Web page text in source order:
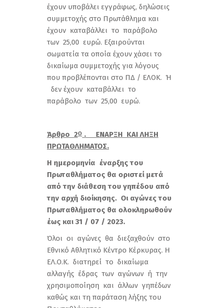
έχουν υποβάλει εγγράφως, δηλώσεις
συμμετοχής στο Πρωτάθλημα και
έχουν καταβάλλει το παράβολο
των 25,00 ευρώ. Εξαιρούνται
σωματεία τα οποία έχουν χάσει το
δικαίωμα συμμετοχής για λόγους
που προβλέπονται στο ΠΔ / ΕΛΟΚ. Ή
δεν έχουν καταβάλλει το
παράβολο των 25,00 ευρώ.
Άρθρο 2Ο . ΕΝΑΡΞΗ ΚΑΙ ΛΗΞΗ
ΠΡΩΤΑΘΛΗΜΑΤΟΣ.
Η ημερομηνία έναρξης του
Πρωταθλήματος θα οριστεί μετά
από την διάθεση του γηπέδου από
την αρχή διοίκησης. Οι αγώνες του
Πρωταθλήματος θα ολοκληρωθούν
έως και 31 / 07 / 2023.
Όλοι οι αγώνες θα διεξαχθούν στο
Εθνικό Αθλητικό Κέντρο Κέρκυρας. Η
ΕΛ.Ο.Κ. διατηρεί το δικαίωμα
αλλαγής έδρας των αγώνων ή την
χρησιμοποίηση και άλλων γηπέδων
καθώς και τη παράταση λήξης του